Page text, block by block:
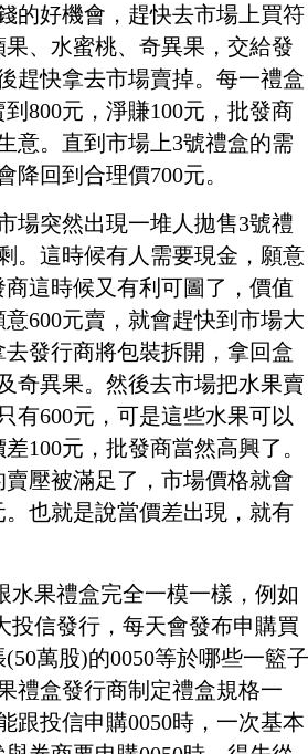
的好機會，趕快去市場上買符
、水蜜桃、奇異果，交給發
趕快拿去市場賣掉。每一禮盒
800元，淨賺100元，批發商
意。直到市場上3號禮盒的需
降回到合理價700元。
場突然出現一堆人拋售3號禮
。這時候有人需要現金，願意
商這時候又有利可圖了，價值
600元賣，就會趕快到市場大
發行商將包裝拆開，拿回盒
奇異果。然後去市場把水果賣
有600元，可是這些水果可以
100元，批發商當然高興了。
壓被滿足了，市場價格就會
。也就是說當價差出現，就有
水果禮盒完全一模一樣，例如
投信發行，每天會發布申購買
(50萬股)的0050等於哪些一籃子
禮盒發行商制定禮盒規格一
跟投信申購0050時，一次基本